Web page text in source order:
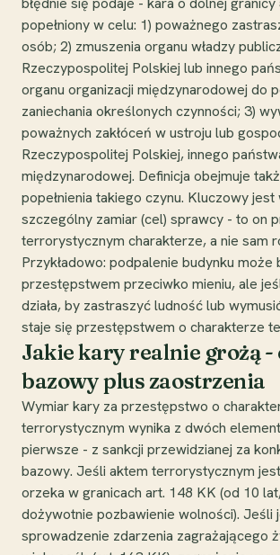
popełniony w celu: 1) poważnego
osób; 2) zmuszenia organu władzy
Rzeczypospolitej Polskiej lub innego
organu organizacji międzynarodowej do
zaniechania określonych czynności; 3)
poważnych zakłóceń w ustroju lub
Rzeczypospolitej Polskiej, innego
międzynarodowej. Definicja obejmuje
popełnienia takiego czynu. Kluczowy jest
szczególny zamiar (cel) sprawcy - to on
terrorystycznym charakterze, a nie sam
Przykładowo: podpalenie budynku może
przestępstwem przeciwko mieniu, ale
działa, by zastraszyć ludność lub
staje się przestępstwem o charakterze
Jakie kary realnie grożą -
bazowy plus zaostrzenia
Wymiar kary za przestępstwo o
terrorystycznym wynika z dwóch
pierwsze - z sankcji przewidzianej za
bazowy. Jeśli aktem terrorystycznym
orzeka w granicach art. 148 KK (od 10
dożywotnie pozbawienie wolności). Jeśli
sprowadzenie zdarzenia zagrażającego